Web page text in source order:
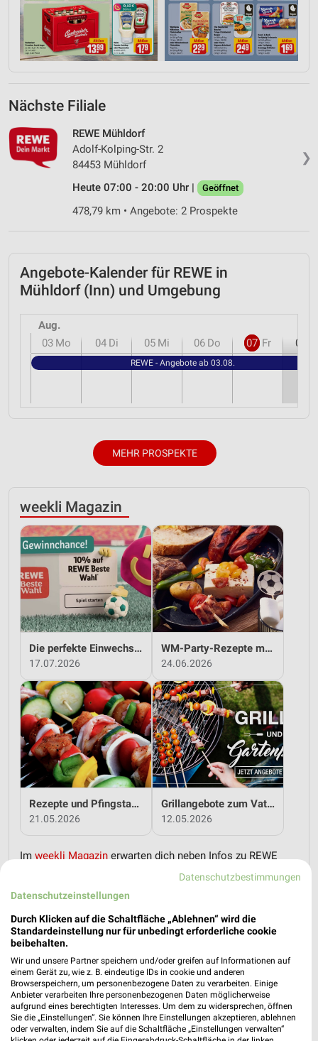
Nächste Filiale
❯
REWE Mühldorf
Adolf-Kolping-Str. 2
84453 Mühldorf
Heute 07:00 - 20:00 Uhr |
Geöffnet
478,79 km • Angebote: 2 Prospekte
Angebote-Kalender für REWE in
Mühldorf (Inn) und Umgebung
Aug.
03 Mo 04 Di 05 Mi 06 Do 07 Fr 08
REWE - Angebote ab 03.08.
MEHR PROSPEKTE
weekli Magazin
Die perfekte Einwechslung: Dein Fan-Bonus!*
17.07.2026
WM-Party-Rezepte mit REWE!
24.06.2026
Rezepte und Pfingstangebote bei REWE!
21.05.2026
Grillangebote zum Vatertag bei REWE!
12.05.2026
Im weekli Magazin erwarten dich neben Infos zu REWE
auch clevere Spartipps für den Familienalltag, Ideen zur
nachhaltig zu entlasten.
weekli - Prospekte & Angebote App
Alle REWE Angebote immer griffbereit – mit der kostenlosen
Datenschutzbestimmungen
Datenschutzeinstellungen
Durch Klicken auf die Schaltfläche „Ablehnen“ wird die
Standardeinstellung nur für unbedingt erforderliche cookie
beibehalten.
Wir und unsere Partner speichern und/oder greifen auf Informationen auf
einem Gerät zu, wie z. B. eindeutige IDs in cookie und anderen
Browserspeichern, um personenbezogene Daten zu verarbeiten. Einige
Anbieter verarbeiten Ihre personenbezogenen Daten möglicherweise
aufgrund eines berechtigten Interesses. Um dem zu widersprechen, öffnen
Sie die „Einstellungen“. Sie können Ihre Einstellungen akzeptieren, ablehnen
oder verwalten, indem Sie auf die Schaltfläche „Einstellungen verwalten“